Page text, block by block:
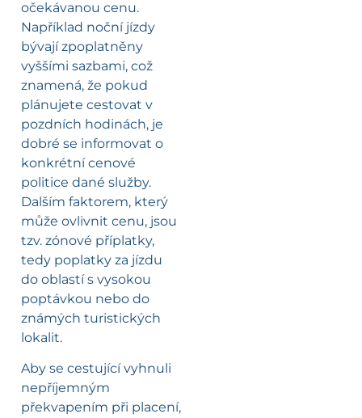
očekávanou cenu.
Například noční jízdy
bývají zpoplatněny
vyššími sazbami, což
znamená, že pokud
plánujete cestovat v
pozdních hodinách, je
dobré se informovat o
konkrétní cenové
politice dané služby.
Dalším faktorem, který
může ovlivnit cenu, jsou
tzv. zónové příplatky,
tedy poplatky za jízdu
do oblastí s vysokou
poptávkou nebo do
známých turistických
lokalit.
Aby se cestující vyhnuli
nepříjemným
překvapením při placení,